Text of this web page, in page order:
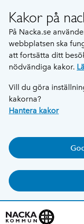
Kakor på
På Nacka.se
webbplatsen ska
att fortsätta ditt
nödvändiga kakor.
Vill du göra
kakorna?
Hantera kakor